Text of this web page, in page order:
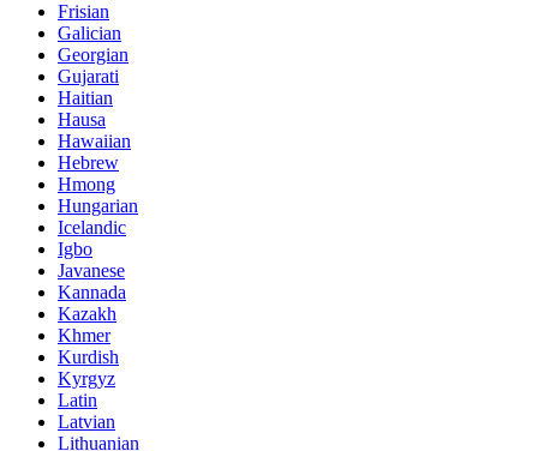
Frisian
Galician
Georgian
Gujarati
Haitian
Hausa
Hawaiian
Hebrew
Hmong
Hungarian
Icelandic
Igbo
Javanese
Kannada
Kazakh
Khmer
Kurdish
Kyrgyz
Latin
Latvian
Lithuanian